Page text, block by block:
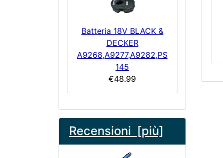
Batteria 18V BLACK &
DECKER
A9268,A9277,A9282,PS
145
€48.99
Recensioni [più]